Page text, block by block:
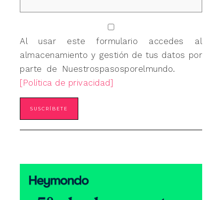
Al usar este formulario accedes al
almacenamiento y gestión de tus datos por
parte de Nuestrospasosporelmundo.
[Política de privacidad]